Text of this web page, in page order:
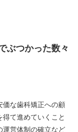
ぶつかった数々
価な歯科矯正への顧
て進めていくこと
運営体制の確立など